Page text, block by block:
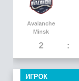
Avalanche
Minsk
2
ИГРОК